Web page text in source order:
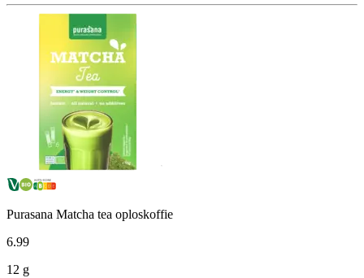
Purasana Matcha tea oploskoffie
6.99
12 g